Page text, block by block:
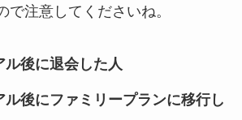
で注意してくださいね。
ル後に退会した人
ル後にファミリープランに移行し